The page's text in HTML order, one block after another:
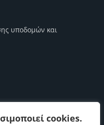
cookies.
υποδομών και